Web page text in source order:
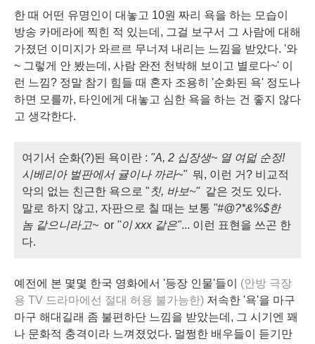
한 때 어떤 유명인이 대놓고 10원 짜리 욕을 하는 모습이
방송 카메라에 찍힌 적 있는데, 그걸 보구서 그 사람에 대해
가졌던 이미지가 와르르 무너져 내리는 느낌을 받았다. '와
~ 그렇게 안 봤는데, 사람 완전 천박해 보이고 별로다~' 이
런 느낌? 정말 참기 힘들 때 혼자 조용히 '순화된 욕' 정도나
하면 모를까, 타인에게 대놓고 심한 욕을 하는 건 좋지 않다
고 생각한다.
여기서 순화(?)된 욕이란 : "A, 2 십장생~ 열 여덟 순정!
시베리아 벌판에서 귤이나 까라~" 뭐, 이런 거? 비교적
악의 없는 친근한 욕으로 "칫, 바보~" 같은 것도 있다.
말로 하지 않고, 자판으로 칠 때는 보통 "#@?*&%$한
놈 같으니라고~ or "이 xxx 같은"... 이런 표현을 쓰곤 한
다.
예전에 본 몇몇 한국 영화에서 '등장 인물'들이
(안방 극장
용 TV 드라마에선 절대 허용 불가능한) 저속한 '욕'을 마구
마구 해대길래 좀 불편하단 느낌을 받았는데, 그 시기엔 꽤
나 문화적 충격이라 느껴졌었다. 멀쩡한 배우들이 듣기만